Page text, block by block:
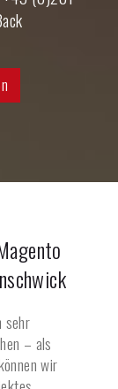
sehr
– als
wir